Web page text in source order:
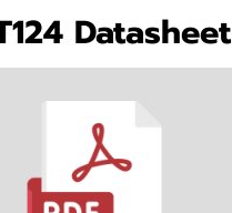
Datasheet